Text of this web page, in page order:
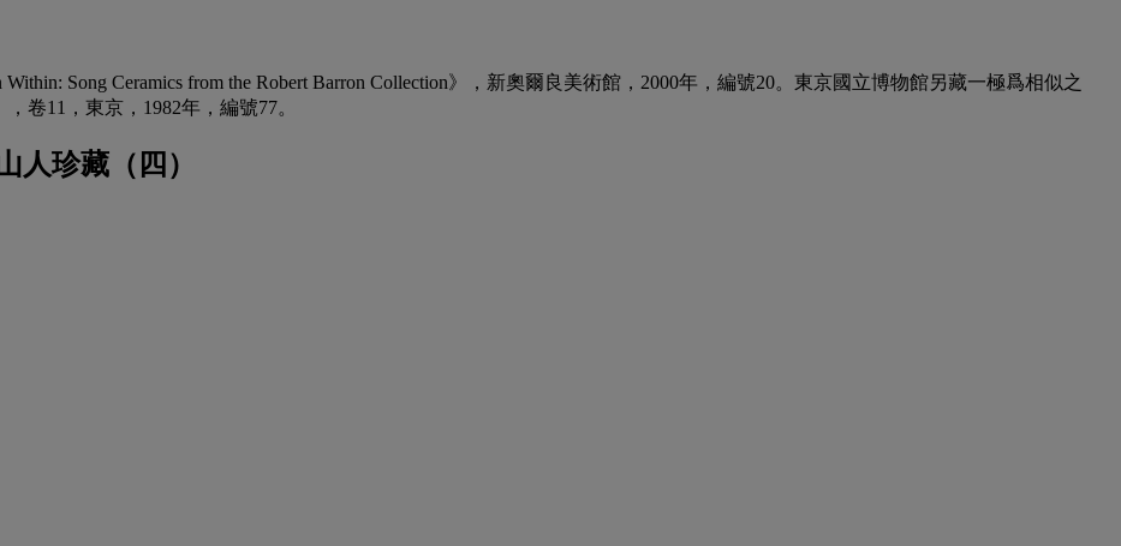
Song Ceramics from the Robert Barron Collection》，新奧爾良美術館，2000年，編號20。東京國立博物館另藏一極爲相似之
，卷11，東京，1982年，編號77。
人珍藏（四）